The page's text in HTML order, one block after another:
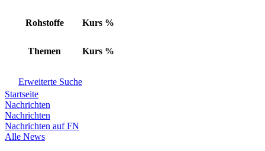
Rohstoffe Kurs %
Themen Kurs %
Erweiterte Suche
Startseite
Nachrichten
Nachrichten
Nachrichten auf FN
Alle News